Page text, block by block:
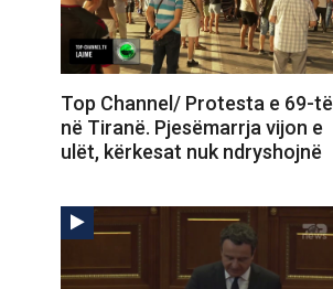
Top Channel/ Protesta e 69-të
në Tiranë. Pjesëmarrja vijon e
ulët, kërkesat nuk ndryshojnë